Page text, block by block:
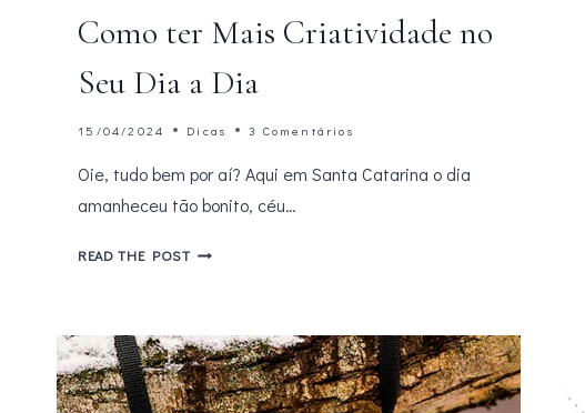
Como ter Mais Criatividade no
Seu Dia a Dia
15/04/2024 Dicas 3 Comentários
Oie, tudo bem por aí? Aqui em Santa Catarina o dia
amanheceu tão bonito, céu…
READ THE POSTCOMO
NO
SEU
DIA